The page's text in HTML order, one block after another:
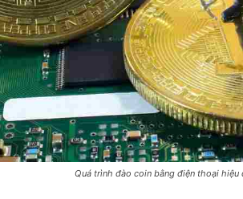
Quá trình đào coin bằng điện thoại hiệu